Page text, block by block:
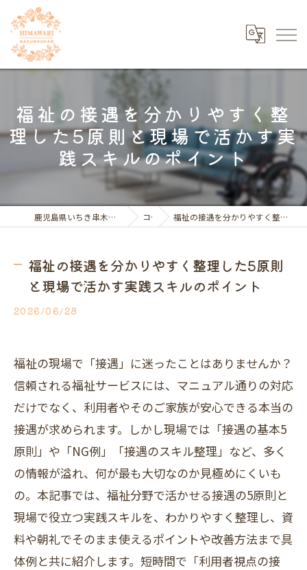
福祉の接遇を分かりやすく整
理した5原則と現場で活かす実
践スキルのポイント
鹿児島県いちき串木野市の福祉の求人ならひまわり学習館 コラム 福祉の接遇を分かりやすく整理した5原則と現場で活かす実践スキルのポイント
福祉の接遇を分かりやすく整理した5原則
と現場で活かす実践スキルのポイント
2026/06/28
福祉の現場で「接遇」に迷ったことはありませんか？
信頼される福祉サービスには、マニュアル通りの対応
だけでなく、利用者やそのご家族が安心できる本当の
接遇が求められます。しかし現場では「接遇の基本5
原則」や「NG例」「接遇のスキル整理」など、多く
の情報が溢れ、何が最も大切なのか見極めにくいも
の。本記事では、福祉分野で活かせる接遇の5原則と
現場で役立つ実践スキルを、わかりやすく整理し、資
料や朝礼でそのまま使えるポイントや改善方法まで具
体例と共に紹介します。短時間で「利用者視点の接